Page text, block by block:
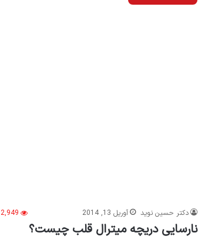
دکتر حسین نوید آوریل 13, 2014 2,949
نارسایی دریچه میترال قلب چیست؟